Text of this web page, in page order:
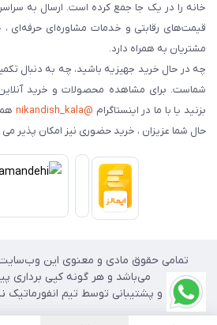
خانه را در یک جا جمع کرده است. ارسال به
قیمت‌های رقابتی و خدمات مشاوره‌ای حرفه‌ای
مشتریان به همراه دارد.
چه در حال خرید جهیزیه باشید، چه به دنبال
شماست. برای مشاهده محصولات و خرید
بزنید یا با ما در اینستاگرام @nikandish_kala
حال شما عزیزان ، خرید حضوری نیز امکان پذیر می
تمامی حقوق مادی و معنوی این
می‌باشد و هر گونه کپی برداری
طراحی و پشتیبانی توسط تیم انفورماتیک